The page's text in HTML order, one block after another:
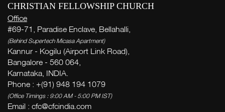
CHRISTIAN FELLOWSHIP CHURCH
Office
#69-71, Paradise Enclave, Bellahalli,
(Behind Supertech Micasa Apartment)
Kannur - Kogilu (Airport Link Road),
Bangalore - 560 064,
Karnataka, INDIA.
Phone : +(91) 948 194 1079
(Office Timings : 9:00 AM - 5:00 PM IST)
Email : cfc@cfcindia.com